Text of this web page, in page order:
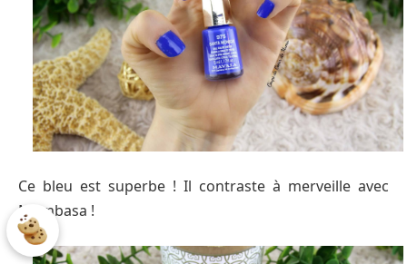
Ce bleu est superbe ! Il contraste à merveille avec
Mombasa !